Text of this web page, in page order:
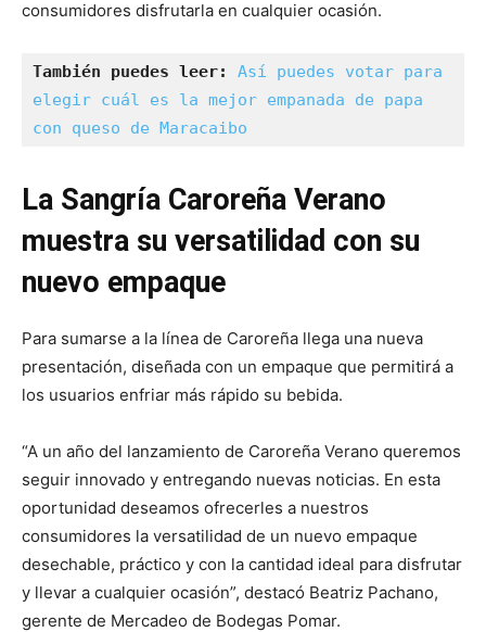
consumidores disfrutarla en cualquier ocasión.
También puedes leer:
Así puedes votar para
elegir cuál es la mejor empanada de papa
con queso de Maracaibo
La Sangría Caroreña Verano
muestra su versatilidad con su
nuevo empaque
Para sumarse a la línea de Caroreña llega una nueva
presentación, diseñada con un empaque que permitirá a
los usuarios enfriar más rápido su bebida.
“A un año del lanzamiento de Caroreña Verano queremos
seguir innovado y entregando nuevas noticias. En esta
oportunidad deseamos ofrecerles a nuestros
consumidores la versatilidad de un nuevo empaque
desechable, práctico y con la cantidad ideal para disfrutar
y llevar a cualquier ocasión”, destacó Beatriz Pachano,
gerente de Mercadeo de Bodegas Pomar.